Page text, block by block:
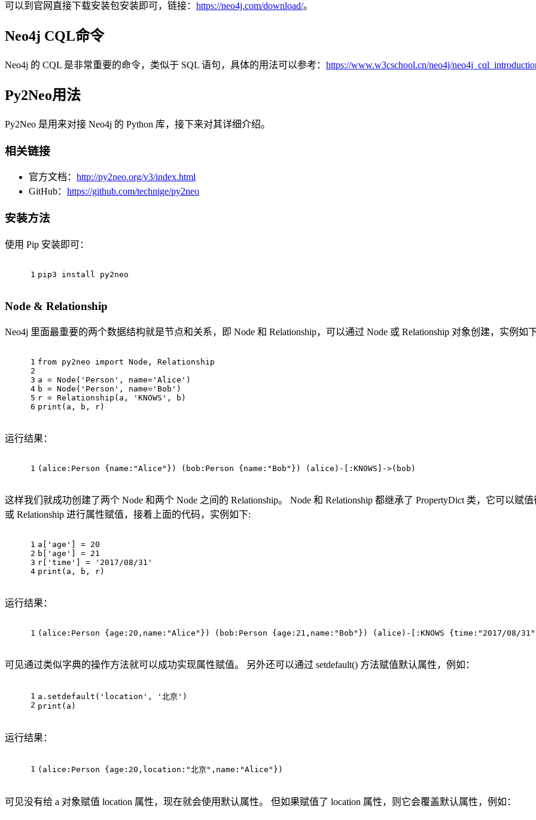
可以到官网直接下载安装包安装即可，链接： https://neo4j.com/download/。
Neo4j CQL命令
Neo4j 的 CQL 是非常重要的命令，类似于 SQL 语句，具体的用法可以参考： https://www.w3cschool.cn/neo4j/
Py2Neo用法
Py2Neo 是用来对接 Neo4j 的 Python 库，接下来对其详细介绍。
相关链接
官方文档： http://py2neo.org/v3/index.html
GitHub： https://github.com/technige/py2neo
安装方法
使用 Pip 安装即可：
1 pip3 install py2neo
Node & Relationship
Neo4j 里面最重要的两个数据结构就是节点和关系，即 Node 和 Relationship，可以通过 Node 或 Relationship 对象创建，实例如下
1
2
3
4
5
6
from py2neo import Node , Relationship
a = Node ('Person ', name= 'Alice')
b = Node ('Person ', name= 'Bob')
r = Relationship(a, 'KNOWS', b)
print(a, b, r)
运行结果：
1 ( alice :Person { name : "Alice" }) ( bob :Person { name : "Bob" }) ( alice ) - [:KNOWS] ->( bob )
这样我们就成功创建了两个 Node 和两个 Node 之间的 Relationship。 Node 和 Relationship 都继承了 PropertyDict 类，它可以
或 Relationship 进行属性赋值，接着上面的代码，实例如下:
1
2
3
4
a 'age' ] = 20
b
'age' ] = 21
r[
'time' ] =
'2017/08/31'
print (a, b, r)
运行结果：
1 ( alice :Person { age : 20 ,name: "Alice" }) ( bob :Person { age : 21 ,name: "Bob" }) ( alice ) - [:KNOWS {time: "2017/08/31"
可见通过类似字典的操作方法就可以成功实现属性赋值。 另外还可以通过 setdefault() 方法赋值默认属性，例如：
1
2
a .setdefault( 'location' , '北京' )
print (a)
运行结果：
1 ( alice :Person { age : 20 ,location: "北京" ,name: "Alice" })
可见没有给 a 对象赋值 location 属性，现在就会使用默认属性。 但如果赋值了 location 属性，则它会覆盖默认属性，例如：